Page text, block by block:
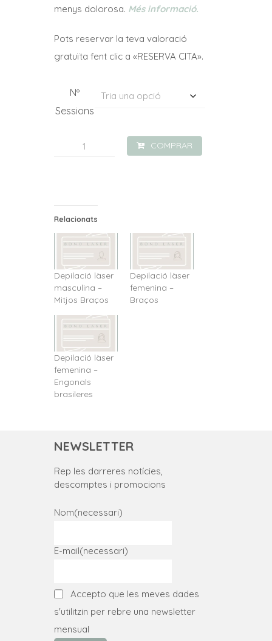
menys dolorosa. Més informació.
Pots reservar la teva valoració
gratuïta fent clic a «RESERVA CITA».
Nº
Sessions
quantitat
femenina
-
Braços
COMPRAR
Relacionats
Depilació làser
masculina –
Mitjos Braços
Depilació làser
femenina –
Braços
Depilació làser
femenina –
Engonals
brasileres
NEWSLETTER
Rep les darreres notícies,
descomptes i promocions
Nom(necessari)
E-mail(necessari)
Accepto que les meves dades
s'utilitzin per rebre una newsletter
mensual